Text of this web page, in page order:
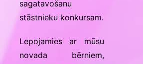
sagatavošanu
stāstnieku konkursam.
Lepojamies ar mūsu
novada bērniem,